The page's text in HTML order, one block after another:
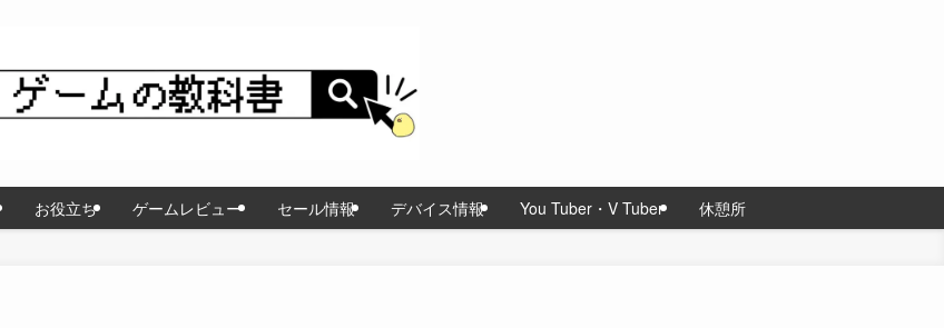
お役立ち ゲームレビュー セール情報 デバイス情報 You Tuber・V Tuber 休憩所